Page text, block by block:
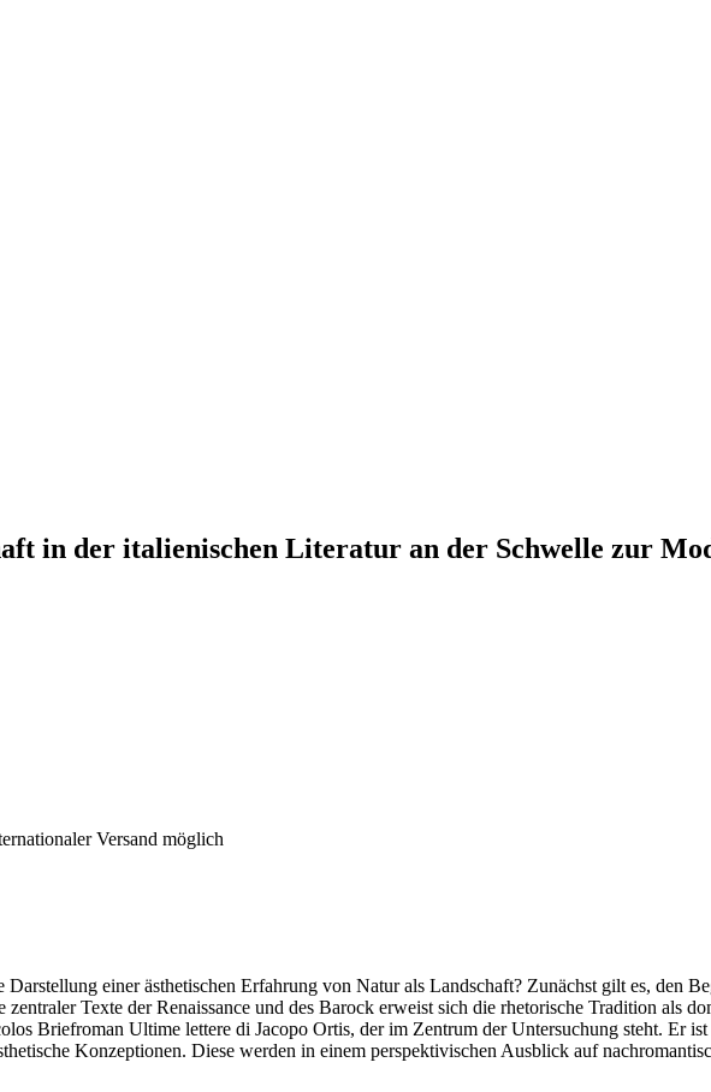
in der italienischen Literatur an der Schwelle zur
Versand möglich
einer ästhetischen Erfahrung von Natur als Landschaft? Zunächst gilt es, den
Texte der Renaissance und des Barock erweist sich die rhetorische Tradition als
Briefroman Ultime lettere di Jacopo Ortis, der im Zentrum der Untersuchung steht. Er
Konzeptionen. Diese werden in einem perspektivischen Ausblick auf